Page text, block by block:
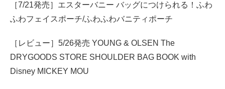
［7/21発売］エスターバニー バッグにつけられる！ふわ
ふわフェイスポーチ/ふわふわバニティポーチ
［レビュー］5/26発売 YOUNG & OLSEN The
DRYGOODS STORE SHOULDER BAG BOOK with
Disney MICKEY MOU